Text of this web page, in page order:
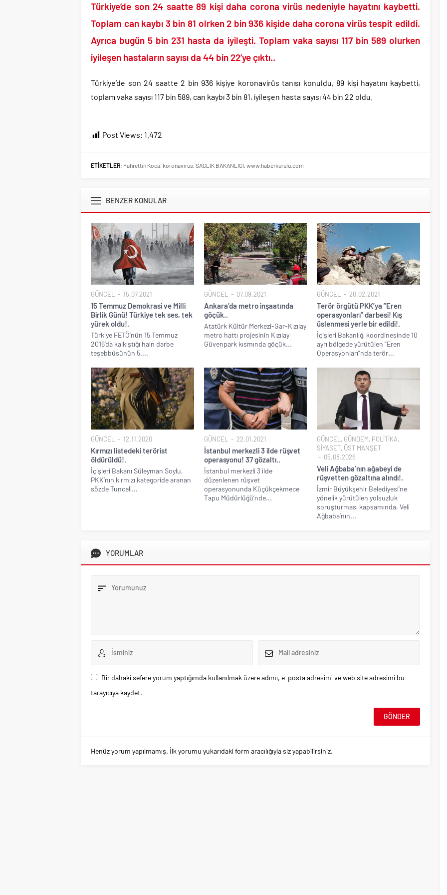
CHP’den AK Parti’ye geçen Tuzla Belediye Başkanı’ndan ilk açıklama..
Efsane Başkan Aziz Yıldırım’dan Acun Ilıcalı’ya sert sözler!.
CHP içindeki Rüşvet, Yolsuzluk, Hırsızlık ve baskı skandalları gündemden düşmüyor!.
Parti dün kuruldu il başkanı bugün rüşvetten gözaltına alındı!.
Türkiye’de son 24 saatte 89 kişi daha corona virüs nedeniyle hayatını kaybetti.
Toplam can kaybı 3 bin 81 olrken 2 bin 936 kişide daha corona virüs tespit edildi.
Ayrıca bugün 5 bin 231 hasta da iyileşti. Toplam vaka sayısı 117 bin 589 olurken
iyileşen hastaların sayısı da 44 bin 22’ye çıktı..
Türkiye’de son 24 saatte 2 bin 936 kişiye koronavirüs tanısı konuldu, 89 kişi hayatını kaybetti,
toplam vaka sayısı 117 bin 589, can kaybı 3 bin 81, iyileşen hasta sayısı 44 bin 22 oldu.
Post Views: 1.472
ETİKETLER: Fahrettin Koca, koronavirus, SAGLİK BAKANLİGİ, www.haberkurulu.com
BENZER KONULAR
GÜNCEL 15.07.2021
15 Temmuz Demokrasi ve Milli
Birlik Günü! Türkiye tek ses, tek
yürek oldu!.
Türkiye FETÖ’nün 15 Temmuz
2016’da kalkıştığı hain darbe
teşebbüsünün 5....
GÜNCEL 07.09.2021
Ankara’da metro inşaatında
göçük..
Atatürk Kültür Merkezi-Gar-Kızılay
metro hattı projesinin Kızılay
Güvenpark kısmında göçük...
GÜNCEL 20.02.2021
Terör örgütü PKK’ya ”Eren
operasyonları” darbesi! Kış
üslenmesi yerle bir edildi!.
İçişleri Bakanlığı koordinesinde 10
ayrı bölgede yürütülen “Eren
Operasyonları”nda terör...
GÜNCEL 12.11.2020
Kırmızı listedeki terörist
öldürüldü!.
İçişleri Bakanı Süleyman Soylu,
PKK’nın kırmızı kategoride aranan
sözde Tunceli...
GÜNCEL 22.01.2021
İstanbul merkezli 3 ilde rüşvet
operasyonu! 37 gözaltı..
İstanbul merkezli 3 ilde
düzenlenen rüşvet
operasyonunda Küçükçekmece
Tapu Müdürlüğü’nde...
GÜNCEL , GÜNDEM, POLİTİKA,
SİYASET, ÜST MANŞET
05.08.2026
Veli Ağbaba’nın ağabeyi de
rüşvetten gözaltına alındı!.
İzmir Büyükşehir Belediyesi’ne
yönelik yürütülen yolsuzluk
soruşturması kapsamında, Veli
Ağbaba’nın...
YORUMLAR
Bir dahaki sefere yorum yaptığımda kullanılmak üzere adımı, e-posta adresimi ve web site adresimi bu
tarayıcıya kaydet.
Henüz yorum yapılmamış. İlk yorumu yukarıdaki form aracılığıyla siz yapabilirsiniz.